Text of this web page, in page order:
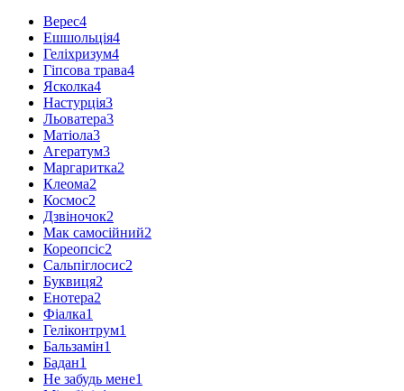
Верес4
Ешшольція4
Геліхризум4
Гіпсова трава4
Ясколка4
Настурція3
Льоватера3
Матіола3
Агератум3
Маргаритка2
Клеома2
Космос2
Дзвіночок2
Мак самосійний2
Кореопсіс2
Сальпіглосис2
Буквиця2
Енотера2
Фіалка1
Геліконтрум1
Бальзамін1
Бадан1
Не забудь мене1